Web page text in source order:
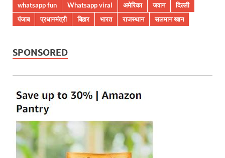
whatsapp fun
Whatsapp viral अमेरिका जवान
दिल्ली
पंजाब
प्रधानमंत्री बिहार भारत राजस्थान सलमान खान
SPONSORED